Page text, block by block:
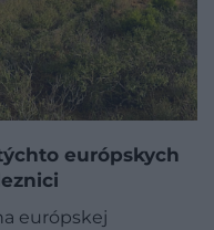
európskych
európskej